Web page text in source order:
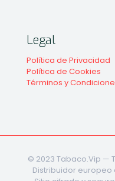
Legal
Política de Privacidad
Política de Cookies
Términos y
© 2023 Tabaco.Vip —
Distribuidor